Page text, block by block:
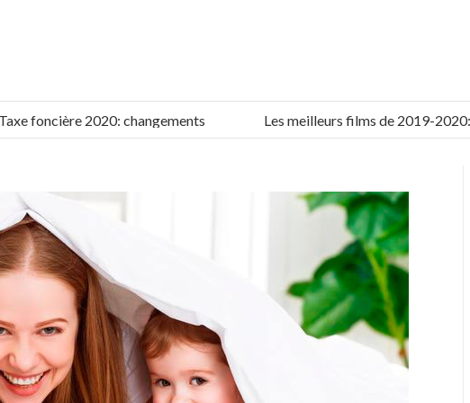
foncière 2020: changements Les meilleurs films de 2019-2020: liste